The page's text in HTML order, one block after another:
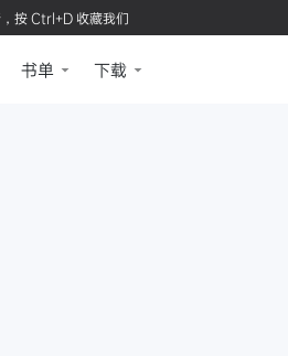
按 Ctrl+D 收藏我们
书单 下载